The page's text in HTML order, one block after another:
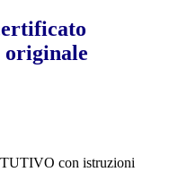
originale
con istruzioni